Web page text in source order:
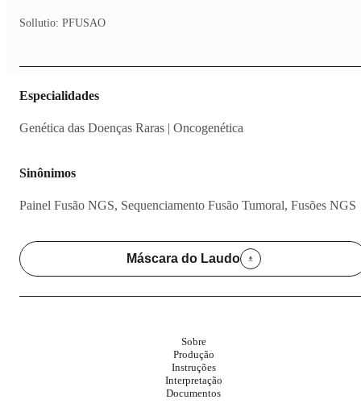
Sollutio: PFUSAO
Sinônimos
Painel Fusão NGS, Sequenciamento Fusão Tumoral, Fusões NGS
Especialidades
Genética das Doenças Raras | Oncogenética
Máscara do Laudo
Sobre
Produção
Instruções
Interpretação
Documentos